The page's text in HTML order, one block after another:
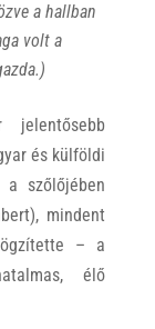
a hallban
volt a
és külföldi
szőlőjében
mindent
– a
élő